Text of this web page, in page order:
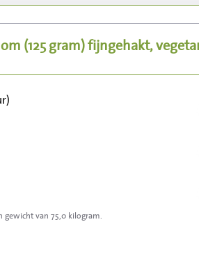
(125 gram)fijngehakt,
gewicht van 75,0 kilogram.